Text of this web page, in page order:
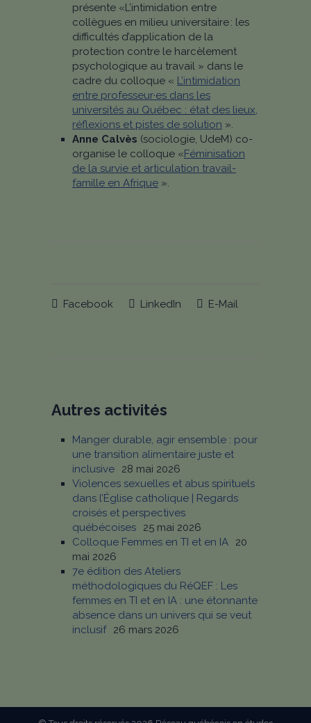
présente «L’intimidation entre
collègues en milieu universitaire : les
difficultés d’application de la
protection contre le harcèlement
psychologique au travail » dans le
cadre du colloque « L’intimidation
entre professeur·es dans les
universités au Québec : état des lieux,
réflexions et pistes de solution ».
Anne Calvès (sociologie, UdeM) co-
organise le colloque «Féminisation
de la survie et articulation travail-
famille en Afrique ».
Facebook LinkedIn E-Mail
Autres activités
Manger durable, agir ensemble : pour
une transition alimentaire juste et
inclusive
28 mai 2026
Violences sexuelles et abus spirituels
dans l’Église catholique | Regards
croisés et perspectives
québécoises
25 mai 2026
Colloque Femmes en TI et en IA
20
mai 2026
7e édition des Ateliers
méthodologiques du RéQEF : Les
femmes en TI et en IA : une étonnante
absence dans un univers qui se veut
inclusif
26 mars 2026